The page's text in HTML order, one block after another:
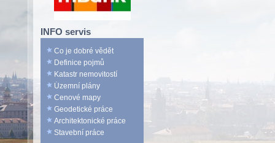
INFO servis
Co je dobré vědět
Definice pojmů
Katastr nemovitostí
Územní plány
Cenové mapy
Geodetické práce
Architektonické práce
Stavební práce